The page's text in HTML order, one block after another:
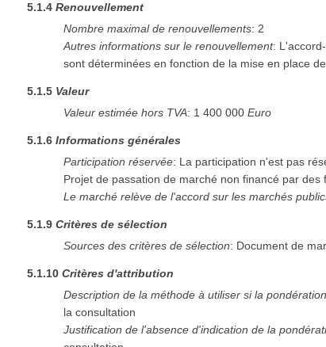
5.1.4Renouvellement
Nombre maximal de renouvellements:2
Autres informations sur le renouvellement:
sont déterminées en fonction de la mise en place
5.1.5 Valeur
Valeur estimée hors TVA: 1 400 000 Euro
5.1.6Informations générales
Participation réservée: La participation n'est pas
Projet de passation de marché non financé par des
Le marché relève de l'accord sur les marchés
5.1.9Critères de sélection
Sources des critères de sélection: Document de
5.1.10Critères d'attribution
Description de la méthode à utiliser si la
la consultation
Justification de l'absence d'indication de la